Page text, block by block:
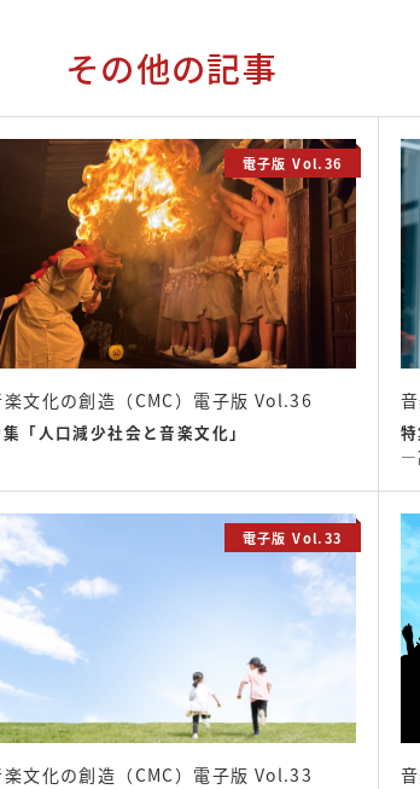
その他の記事
電子版 Vol.36
楽文化の創造（CMC）電子版 Vol.36
「人口減少社会と音楽文化」
―
電子版 Vol.33
楽文化の創造（CMC）電子版 Vol.33